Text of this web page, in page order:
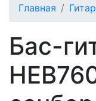
Главная
Бас-